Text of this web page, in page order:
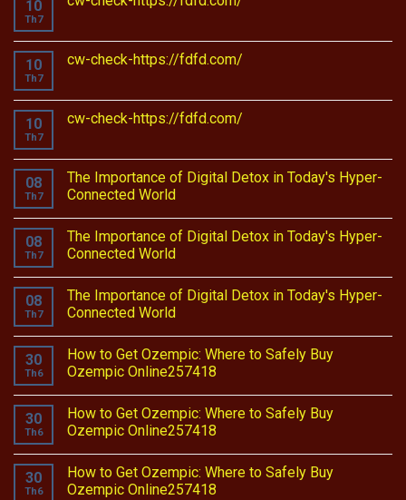
10
Th7
10
Th7
cw-check-https://fdfd.com/
10
Th7
cw-check-https://fdfd.com/
08
Th7
The Importance of Digital Detox in Today's Hyper-
Connected World
08
Th7
The Importance of Digital Detox in Today's Hyper-
Connected World
08
Th7
The Importance of Digital Detox in Today's Hyper-
Connected World
30
Th6
How to Get Ozempic: Where to Safely Buy
Ozempic Online257418
30
Th6
How to Get Ozempic: Where to Safely Buy
Ozempic Online257418
30
Th6
How to Get Ozempic: Where to Safely Buy
Ozempic Online257418